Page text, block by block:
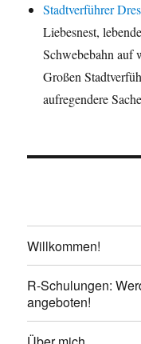
Stadtverführer
Liebesnest,
Schwebebahn
Großen
aufregendere
Willkommen!
R-Schulungen:
angeboten!